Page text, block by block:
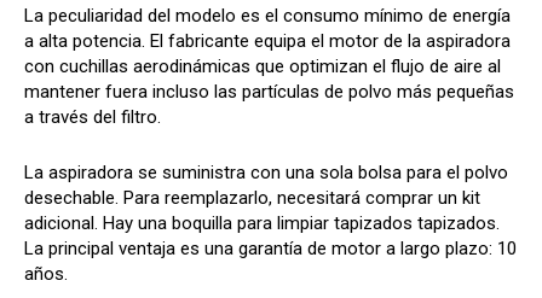
La peculiaridad del modelo es el consumo mínimo de energía
a alta potencia. El fabricante equipa el motor de la aspiradora
con cuchillas aerodinámicas que optimizan el flujo de aire al
mantener fuera incluso las partículas de polvo más pequeñas
a través del filtro.
La aspiradora se suministra con una sola bolsa para el polvo
desechable. Para reemplazarlo, necesitará comprar un kit
adicional. Hay una boquilla para limpiar tapizados tapizados.
La principal ventaja es una garantía de motor a largo plazo: 10
años.